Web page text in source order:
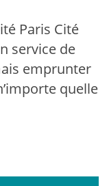
Paris Cité
service de
emprunter
quelle